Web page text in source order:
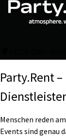
Party.Rent
Menschen reden
Events sind genau